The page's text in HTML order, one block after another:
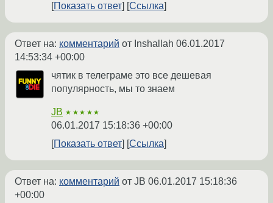
Показать ответ
Ссылка
Ответ на: комментарий от Inshallah 06.01.2017
14:53:34 +00:00
чятик в телеграме это все дешевая
популярность, мы то знаем
JB ★★★★★
06.01.2017 15:18:36 +00:00
Показать ответ
Ссылка
Ответ на: комментарий от JB 06.01.2017 15:18:36
+00:00